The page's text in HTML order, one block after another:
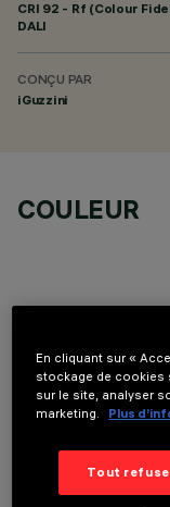
CRI 92 - Rf (Colour
DALI
CONÇU PAR
iGuzzini
COULEUR
En cliquant sur «
stockage de cookies
sur le site, analyser
marketing.
Plus
Tout